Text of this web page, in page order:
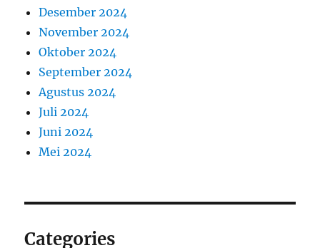
Desember 2024
November 2024
Oktober 2024
September 2024
Agustus 2024
Juli 2024
Juni 2024
Mei 2024
Categories